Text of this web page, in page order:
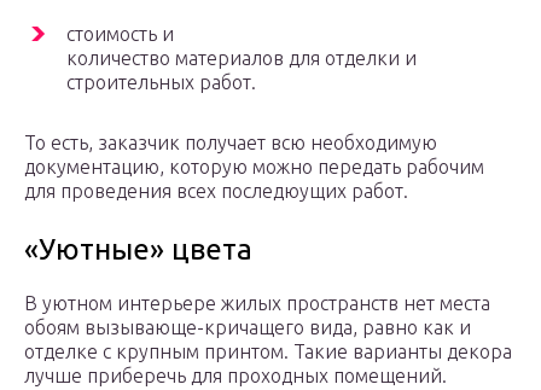
стоимость и
количество материалов для отделки и
строительных работ.
То есть, заказчик получает всю необходимую
документацию, которую можно передать рабочим
для проведения всех последюущих работ.
«Уютные» цвета
В уютном интерьере жилых пространств нет места
обоям вызывающе-кричащего вида, равно как и
отделке с крупным принтом. Такие варианты декора
лучше приберечь для проходных помещений.